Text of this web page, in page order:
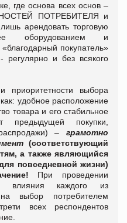
где основа всех основ –
ПОТРЕБИТЕЛЯ и
арендовать торговую
оборудованием и
покупатель»
регулярно и без всякого
приоритетности выбора
удобное расположение
товара и его стабильное
покупки,
– грамотно
(соответствующий
а также являющийся
повседневной жизни)
При проведении
влияния каждого из
выбор потребителем
всех респондентов